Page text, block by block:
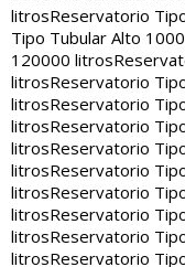
litrosReservatorio
Tipo Tubular Alto
120000 litros
litrosReservatorio
litrosReservatorio
litrosReservatorio
litrosReservatorio
litrosReservatorio
litrosReservatorio
litrosReservatorio
litrosReservatorio
litrosReservatorio